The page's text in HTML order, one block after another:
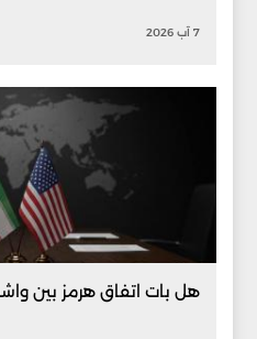
7 آب 2026
هل بات اتفاق هرمز بين